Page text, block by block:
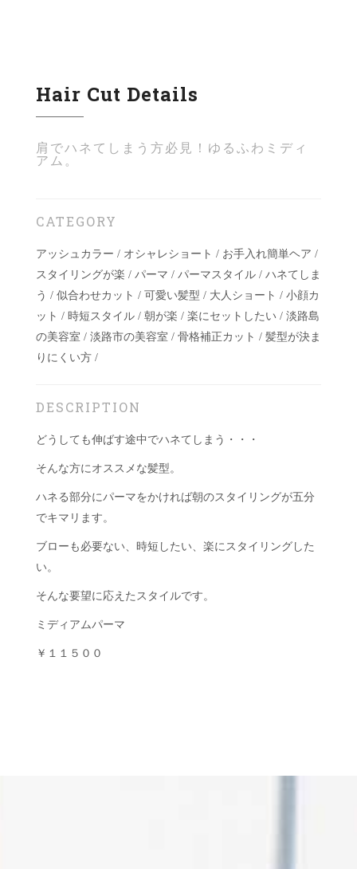
Hair Cut Details
肩でハネてしまう方必見！ゆるふわミディ
アム。
CATEGORY
アッシュカラー / オシャレショート / お手入れ簡単ヘア /
スタイリングが楽 / パーマ / パーマスタイル / ハネてしま
う / 似合わせカット / 可愛い髪型 / 大人ショート / 小顔カ
ット / 時短スタイル / 朝が楽 / 楽にセットしたい / 淡路島
の美容室 / 淡路市の美容室 / 骨格補正カット / 髪型が決ま
りにくい方 /
DESCRIPTION
どうしても伸ばす途中でハネてしまう・・・
そんな方にオススメな髪型。
ハネる部分にパーマをかければ朝のスタイリングが五分
でキマリます。
ブローも必要ない、時短したい、楽にスタイリングした
い。
そんな要望に応えたスタイルです。
ミディアムパーマ
￥１１５００